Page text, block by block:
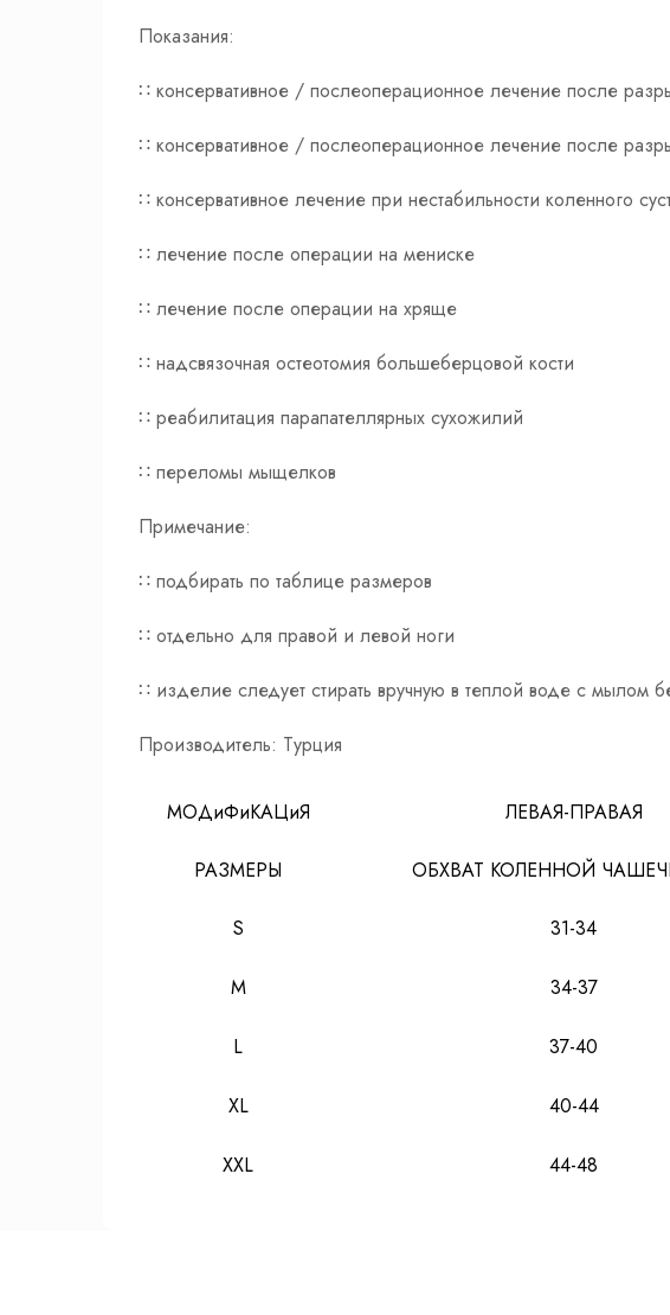
Показания:
∷ консервативное / послеоперационное лечение после
∷ консервативное / послеоперационное лечение после
∷ консервативное лечение при нестабильности коленного
∷ лечение после операции на мениске
∷ лечение после операции на хряще
∷ надсвязочная остеотомия большеберцовой кости
∷ реабилитация парапателлярных сухожилий
∷ переломы мыщелков
Примечание:
∷ подбирать по таблице размеров
∷ отдельно для правой и левой ноги
∷ изделие следует стирать вручную в теплой воде с мылом
Производитель: Турция
МОДиФиКАЦиЯ ЛЕВАЯ-ПРАВАЯ
РАЗМЕРЫ ОБХВАТ КОЛЕННОЙ
S 31-34
M 34-37
L 37-40
XL 40-44
XXL 44-48